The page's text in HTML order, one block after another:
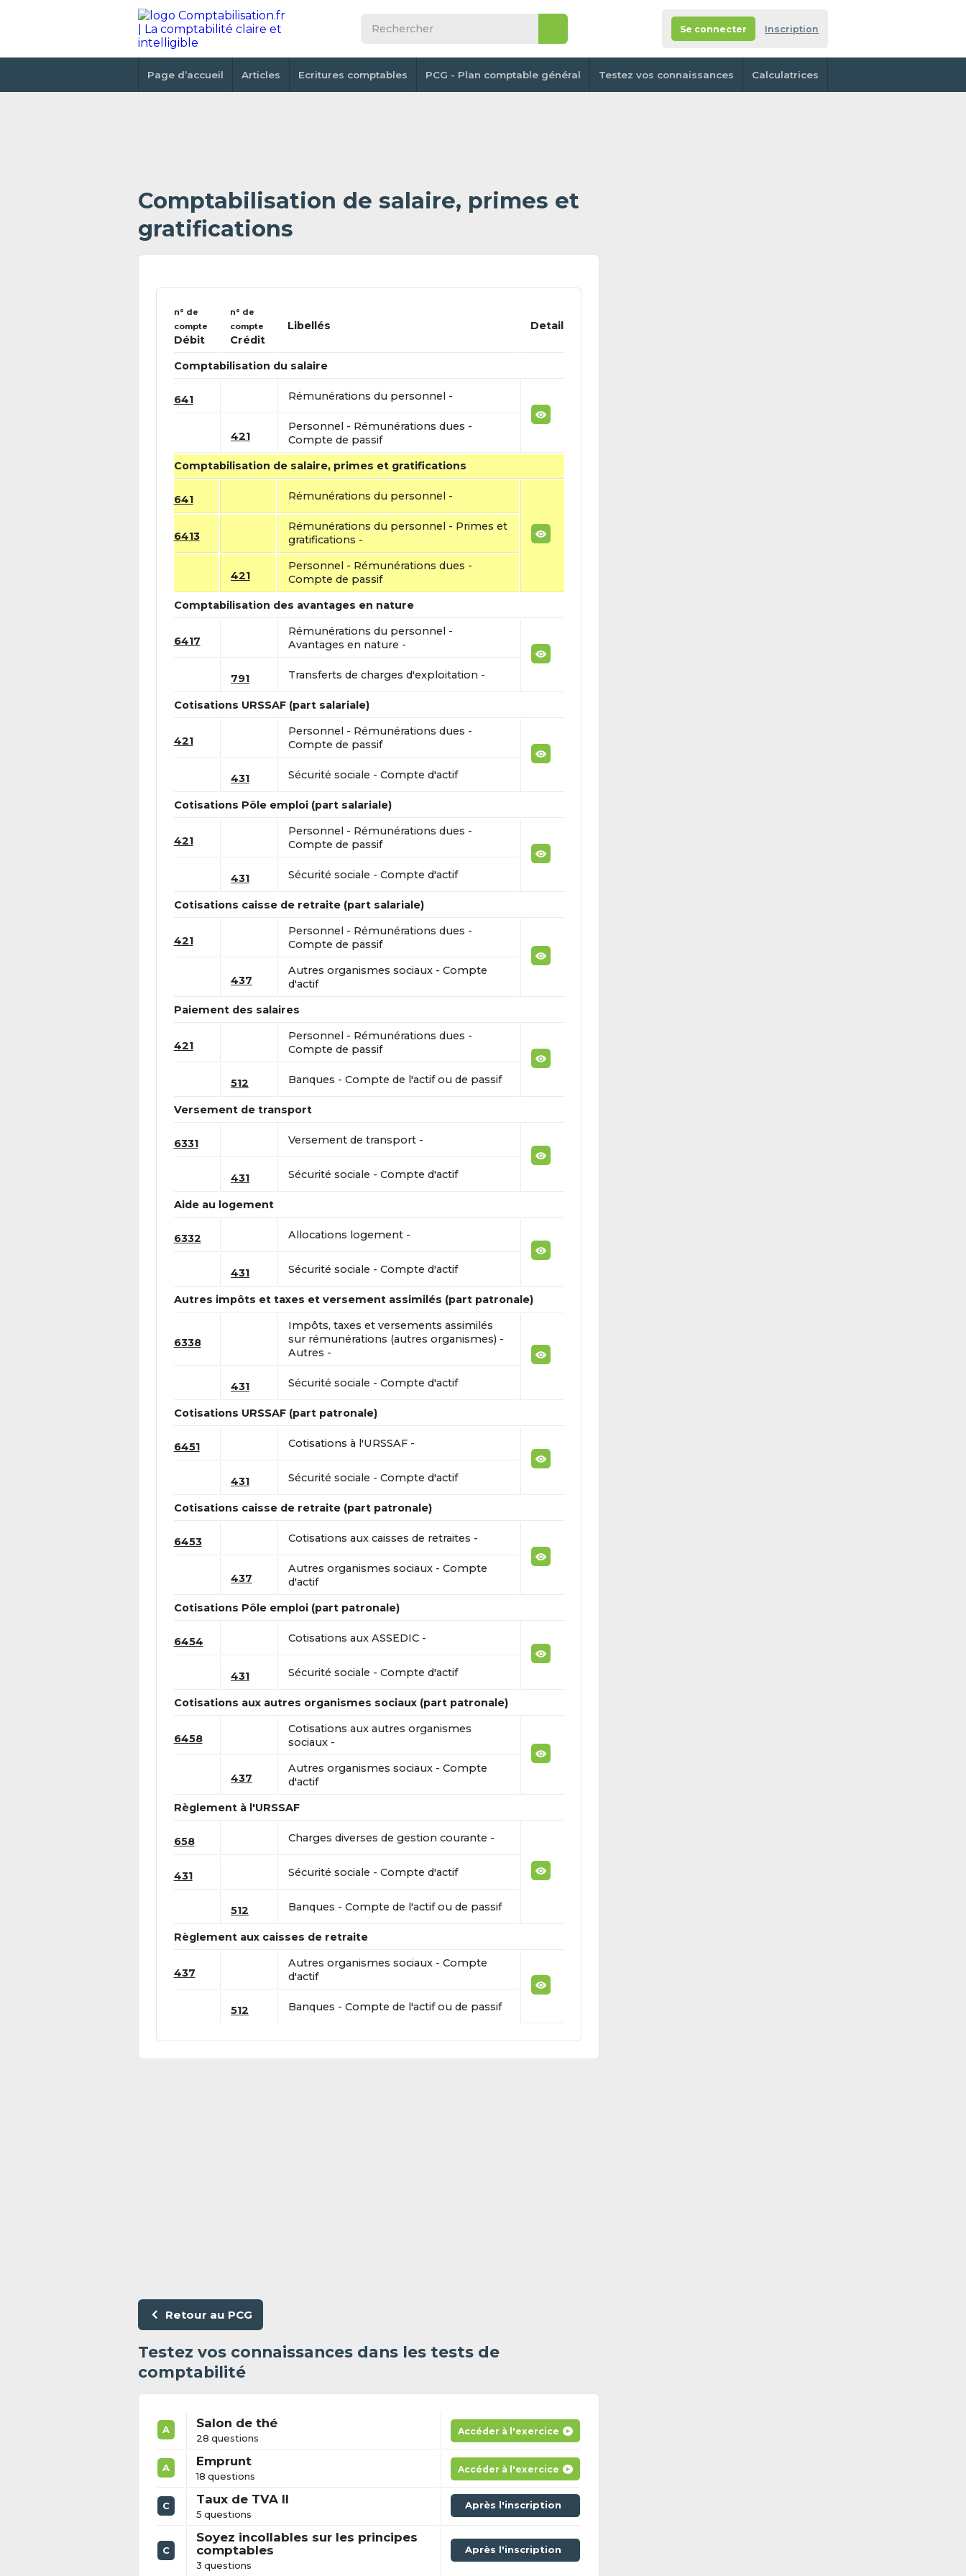
Se connecter Inscription
Page d’accueil Articles Ecritures comptables PCG - Plan comptable général Testez vos connaissances Calculatrices
Comptabilisation de salaire, primes et
gratifications
n° de
compte
Débit
n° de
compte
Crédit
Libellés Detail
Comptabilisation du salaire
641 Rémunérations du personnel -
421
Personnel - Rémunérations dues -
Compte de passif
Comptabilisation de salaire, primes et gratifications
641 Rémunérations du personnel -
6413
Rémunérations du personnel - Primes et
gratifications -
421
Personnel - Rémunérations dues -
Compte de passif
Comptabilisation des avantages en nature
6417
Rémunérations du personnel -
Avantages en nature -
791 Transferts de charges d'exploitation -
Cotisations URSSAF (part salariale)
421
Personnel - Rémunérations dues -
Compte de passif
431 Sécurité sociale - Compte d'actif
Cotisations Pôle emploi (part salariale)
421
Personnel - Rémunérations dues -
Compte de passif
431 Sécurité sociale - Compte d'actif
Cotisations caisse de retraite (part salariale)
421
Personnel - Rémunérations dues -
Compte de passif
437
Autres organismes sociaux - Compte
d'actif
Paiement des salaires
421
Personnel - Rémunérations dues -
Compte de passif
512 Banques - Compte de l'actif ou de passif
Versement de transport
6331 Versement de transport -
431 Sécurité sociale - Compte d'actif
Aide au logement
6332 Allocations logement -
431 Sécurité sociale - Compte d'actif
Autres impôts et taxes et versement assimilés (part patronale)
6338
Impôts, taxes et versements assimilés
sur rémunérations (autres organismes) -
Autres -
431 Sécurité sociale - Compte d'actif
Cotisations URSSAF (part patronale)
6451 Cotisations à l'URSSAF -
431 Sécurité sociale - Compte d'actif
Cotisations caisse de retraite (part patronale)
6453 Cotisations aux caisses de retraites -
437
Autres organismes sociaux - Compte
d'actif
Cotisations Pôle emploi (part patronale)
6454 Cotisations aux ASSEDIC -
431 Sécurité sociale - Compte d'actif
Cotisations aux autres organismes sociaux (part patronale)
6458
Cotisations aux autres organismes
sociaux -
437
Autres organismes sociaux - Compte
d'actif
Règlement à l'URSSAF
658 Charges diverses de gestion courante -
431 Sécurité sociale - Compte d'actif
512 Banques - Compte de l'actif ou de passif
Règlement aux caisses de retraite
437
Autres organismes sociaux - Compte
d'actif
512 Banques - Compte de l'actif ou de passif
Retour au PCG
Testez vos connaissances dans les tests de
comptabilité
A Salon de thé
28 questions
Accéder à l'exercice
A Emprunt
18 questions
Accéder à l'exercice
C Taux de TVA II
5 questions
Après l'inscription
C
Soyez incollables sur les principes
comptables
3 questions
Après l'inscription